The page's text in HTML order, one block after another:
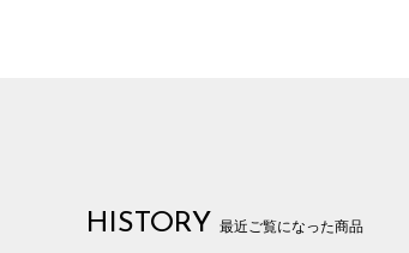
HISTORY 最近ご覧になった商品